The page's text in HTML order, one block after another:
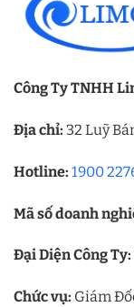
Công Ty TNHH
Địa chỉ: 32 Luỹ
Hotline: 1900
Mã số doanh
Đại Diện Công Ty:
Chức vụ: Giám